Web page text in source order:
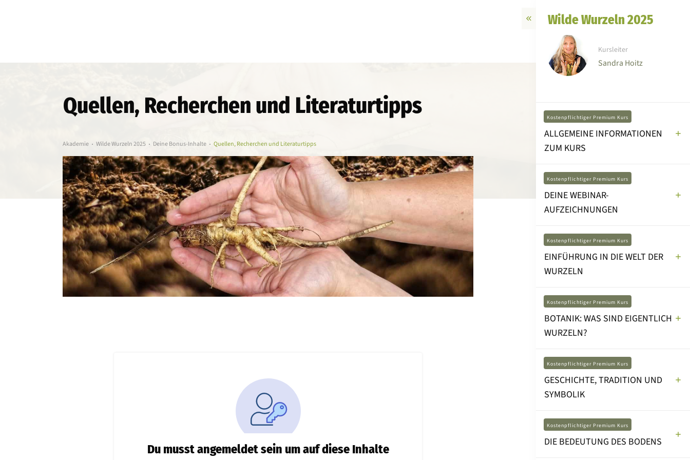
Quellen, Recherchen und Literaturtipps
Akademie Wilde Wurzeln 2025 Deine Bonus-Inhalte Quellen, Recherchen und Literaturtipps
Du musst angemeldet sein um auf diese Inhalte
Wilde Wurzeln 2025
Kursleiter
Sandra Hoitz
Kostenpflichtiger Premium Kurs
ALLGEMEINE INFORMATIONEN
ZUM KURS
Kostenpflichtiger Premium Kurs
DEINE WEBINAR-
AUFZEICHNUNGEN
Kostenpflichtiger Premium Kurs
EINFÜHRUNG IN DIE WELT DER
WURZELN
Kostenpflichtiger Premium Kurs
BOTANIK: WAS SIND EIGENTLICH
WURZELN?
Kostenpflichtiger Premium Kurs
GESCHICHTE, TRADITION UND
SYMBOLIK
Kostenpflichtiger Premium Kurs
DIE BEDEUTUNG DES BODENS